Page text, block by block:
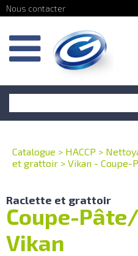
Catalogue > HACCP >
et grattoir > Vikan - Coupe-
Raclette et grattoir
Coupe-
Vikan